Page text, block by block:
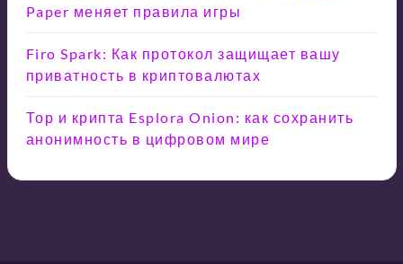
Paper меняет правила игры
Firo Spark: Как протокол защищает вашу
приватность в криптовалютах
Тор и крипта Esplora Onion: как сохранить
анонимность в цифровом мире